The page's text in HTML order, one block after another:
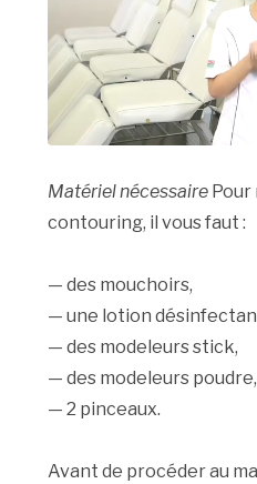
Matériel nécessaire
contouring, il vous faut :
— des mouchoirs,
— une lotion
— des modeleurs stick,
— des modeleurs poudre,
— 2 pinceaux.
Avant de procéder au